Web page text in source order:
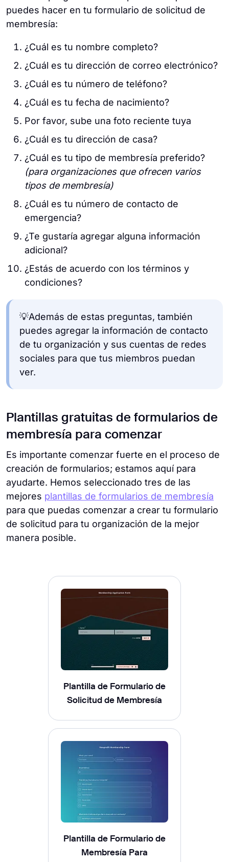
puedes hacer en tu formulario de solicitud de
membresía:
¿Cuál es tu nombre completo?
¿Cuál es tu dirección de correo electrónico?
¿Cuál es tu número de teléfono?
¿Cuál es tu fecha de nacimiento?
Por favor, sube una foto reciente tuya
¿Cuál es tu dirección de casa?
¿Cuál es tu tipo de membresía preferido?
(para organizaciones que ofrecen varios
tipos de membresía)
¿Cuál es tu número de contacto de
emergencia?
¿Te gustaría agregar alguna información
adicional?
¿Estás de acuerdo con los términos y
condiciones?
💡Además de estas preguntas, también
puedes agregar la información de contacto
de tu organización y sus cuentas de redes
sociales para que tus miembros puedan
ver.
Plantillas gratuitas de formularios de
membresía para comenzar
Es importante comenzar fuerte en el proceso de
creación de formularios; estamos aquí para
ayudarte. Hemos seleccionado tres de las
mejores plantillas de formularios de membresía
para que puedas comenzar a crear tu formulario
de solicitud para tu organización de la mejor
manera posible.
Plantilla de Formulario de
Solicitud de Membresía
Plantilla de Formulario de
Membresía Para